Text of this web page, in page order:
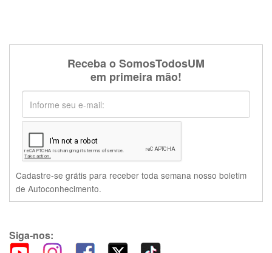
Receba o SomosTodosUM
em primeira mão!
Cadastre-se grátis para receber toda semana nosso boletim
de Autoconhecimento.
Siga-nos: